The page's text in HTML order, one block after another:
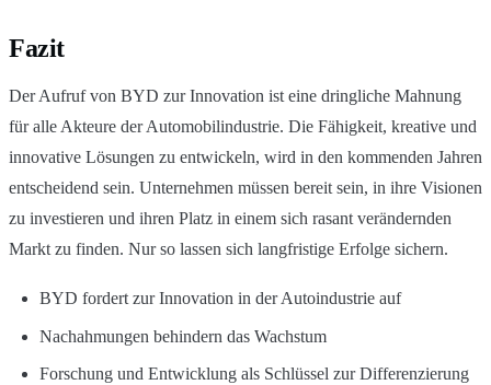
Fazit
Der Aufruf von BYD zur Innovation ist eine dringliche Mahnung
für alle Akteure der Automobilindustrie. Die Fähigkeit, kreative und
innovative Lösungen zu entwickeln, wird in den kommenden Jahren
entscheidend sein. Unternehmen müssen bereit sein, in ihre Visionen
zu investieren und ihren Platz in einem sich rasant verändernden
Markt zu finden. Nur so lassen sich langfristige Erfolge sichern.
BYD fordert zur Innovation in der Autoindustrie auf
Nachahmungen behindern das Wachstum
Forschung und Entwicklung als Schlüssel zur Differenzierung